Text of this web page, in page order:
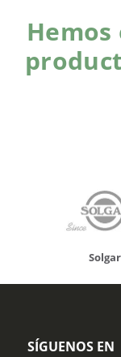
Solgar
SÍGUENOS EN